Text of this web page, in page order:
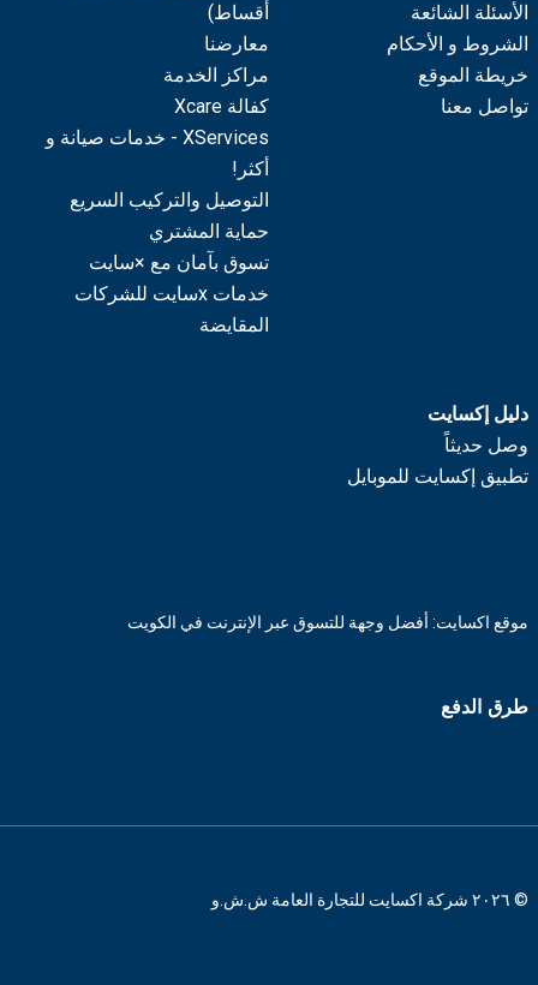
الأسئلة الشائعة
الشروط و الأحكام
خريطة الموقع
تواصل معنا
أقساط)
معارضنا
مراكز الخدمة
كفالة Xcare
XServices - خدمات صيانة و
أكثر!
التوصيل والتركيب السريع
حماية المشتري
تسوق بآمان مع ×سايت
خدمات xسايت للشركات
المقايضة
دليل إكسايت
وصل حديثاً
تطبيق إكسايت للموبايل
موقع اكسايت: أفضل وجهة للتسوق عبر الإنترنت في الكويت
طرق الدفع
© ٢٠٢٦ شركة اكسايت للتجارة العامة ش.ش.و